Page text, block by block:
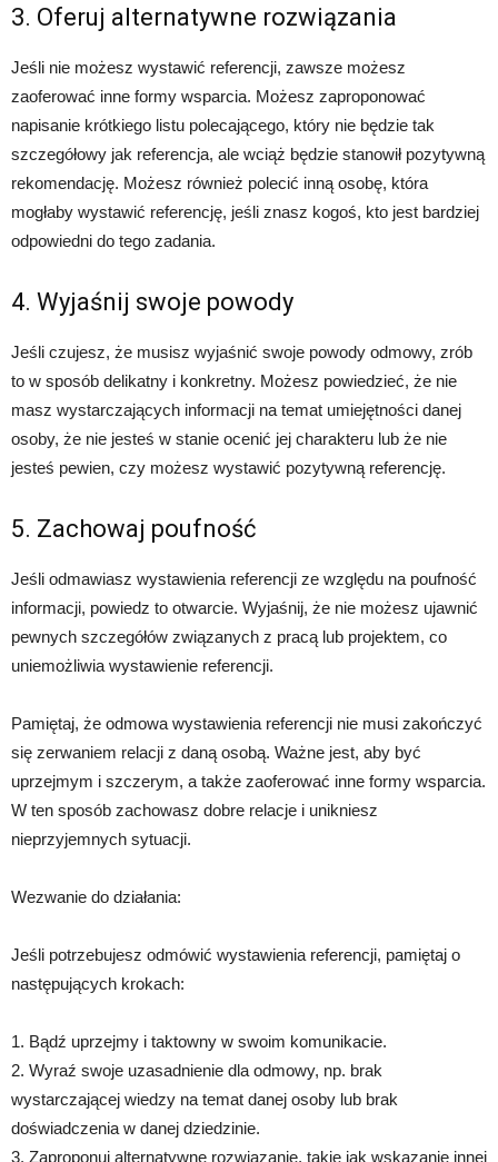
3. Oferuj alternatywne rozwiązania
Jeśli nie możesz wystawić referencji, zawsze możesz
zaoferować inne formy wsparcia. Możesz zaproponować
napisanie krótkiego listu polecającego, który nie będzie tak
szczegółowy jak referencja, ale wciąż będzie stanowił pozytywną
rekomendację. Możesz również polecić inną osobę, która
mogłaby wystawić referencję, jeśli znasz kogoś, kto jest bardziej
odpowiedni do tego zadania.
4. Wyjaśnij swoje powody
Jeśli czujesz, że musisz wyjaśnić swoje powody odmowy, zrób
to w sposób delikatny i konkretny. Możesz powiedzieć, że nie
masz wystarczających informacji na temat umiejętności danej
osoby, że nie jesteś w stanie ocenić jej charakteru lub że nie
jesteś pewien, czy możesz wystawić pozytywną referencję.
5. Zachowaj poufność
Jeśli odmawiasz wystawienia referencji ze względu na poufność
informacji, powiedz to otwarcie. Wyjaśnij, że nie możesz ujawnić
pewnych szczegółów związanych z pracą lub projektem, co
uniemożliwia wystawienie referencji.
Pamiętaj, że odmowa wystawienia referencji nie musi zakończyć
się zerwaniem relacji z daną osobą. Ważne jest, aby być
uprzejmym i szczerym, a także zaoferować inne formy wsparcia.
W ten sposób zachowasz dobre relacje i unikniesz
nieprzyjemnych sytuacji.
Wezwanie do działania:
Jeśli potrzebujesz odmówić wystawienia referencji, pamiętaj o
następujących krokach:
1. Bądź uprzejmy i taktowny w swoim komunikacie.
2. Wyraź swoje uzasadnienie dla odmowy, np. brak
wystarczającej wiedzy na temat danej osoby lub brak
doświadczenia w danej dziedzinie.
3. Zaproponuj alternatywne rozwiązanie, takie jak wskazanie innej